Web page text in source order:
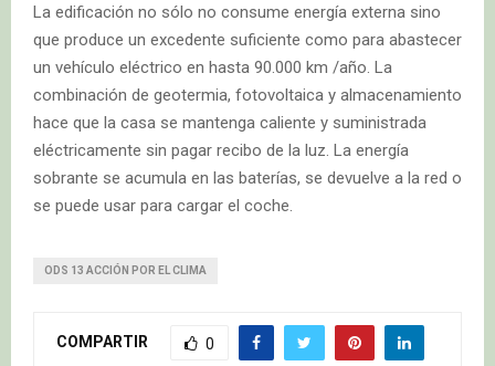
La edificación no sólo no consume energía externa sino
que produce un excedente suficiente como para abastecer
un vehículo eléctrico en hasta 90.000 km /año. La
combinación de geotermia, fotovoltaica y almacenamiento
hace que la casa se mantenga caliente y suministrada
eléctricamente sin pagar recibo de la luz. La energía
sobrante se acumula en las baterías, se devuelve a la red o
se puede usar para cargar el coche.
ODS 13 ACCIÓN POR EL CLIMA
COMPARTIR 0